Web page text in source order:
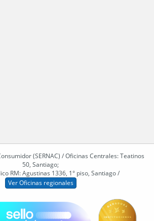
(SERNAC) / Oficinas Centrales: Teatinos
50, Santiago;
RM: Agustinas 1336, 1° piso, Santiago /
Ver Oficinas regionales